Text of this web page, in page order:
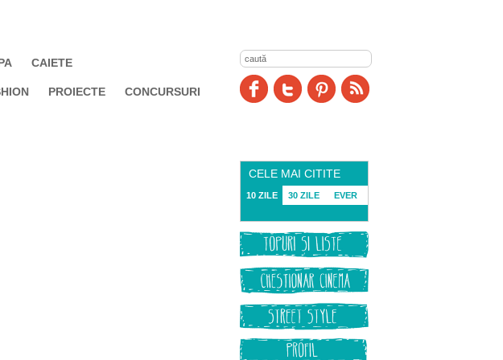
CAIETE
PROIECTE CONCURSURI
CELE MAI CITITE
10 ZILE 30 ZILE EVER